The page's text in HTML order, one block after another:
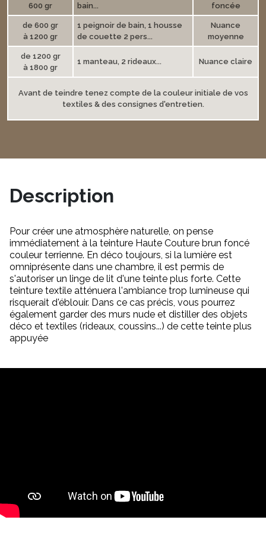
600 gr
bain...
foncée
de 600 gr
à 1200 gr
1 peignoir de bain, 1 housse
de couette 2 pers...
Nuance
moyenne
de 1200 gr
à 1800 gr
1 manteau, 2 rideaux... Nuance claire
Avant de teindre tenez compte de la couleur initiale de vos
textiles & des consignes d'entretien.
Description
Pour créer une atmosphère naturelle, on pense
immédiatement à la teinture Haute Couture brun foncé
couleur terrienne. En déco toujours, si la lumière est
omniprésente dans une chambre, il est permis de
s'autoriser un linge de lit d'une teinte plus forte. Cette
teinture textile atténuera l'ambiance trop lumineuse qui
risquerait d'éblouir. Dans ce cas précis, vous pourrez
également garder des murs nude et distiller des objets
déco et textiles (rideaux, coussins...) de cette teinte plus
appuyée